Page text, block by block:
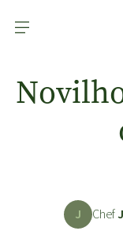
J Chef